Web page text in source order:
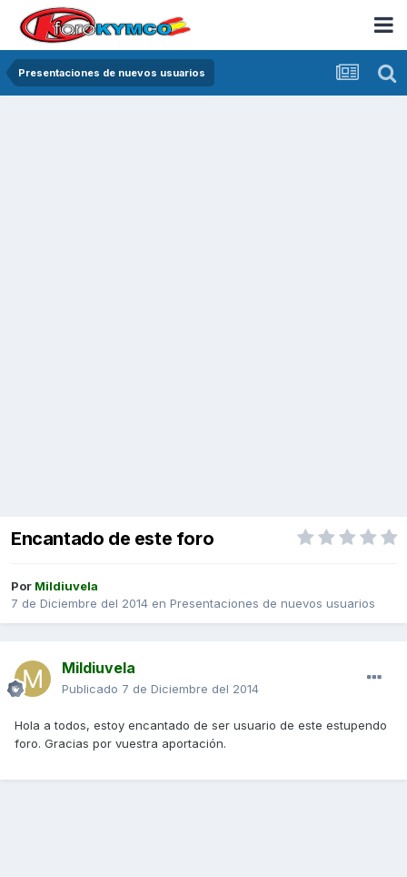
Presentaciones de nuevos usuarios
Encantado de este foro
Por Mildiuvela
7 de Diciembre del 2014 en Presentaciones de nuevos usuarios
Mildiuvela
Publicado 7 de Diciembre del 2014
Hola a todos, estoy encantado de ser usuario de este estupendo
foro. Gracias por vuestra aportación.